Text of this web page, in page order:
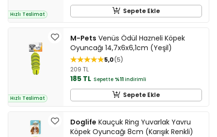
Hızlı Teslimat Sepete Ekle
Hızlı Teslimat
M-Pets Venüs Ödül Hazneli Köpek
Oyuncağı 14,7x6x6,1cm (Yeşil)
5,0 5
209 TL
185 TL Sepette %11 indirimli
Sepete Ekle
Doglife Kauçuk Ring Yuvarlak Yavru
Köpek Oyuncağı 8cm (Karışık Renkli)